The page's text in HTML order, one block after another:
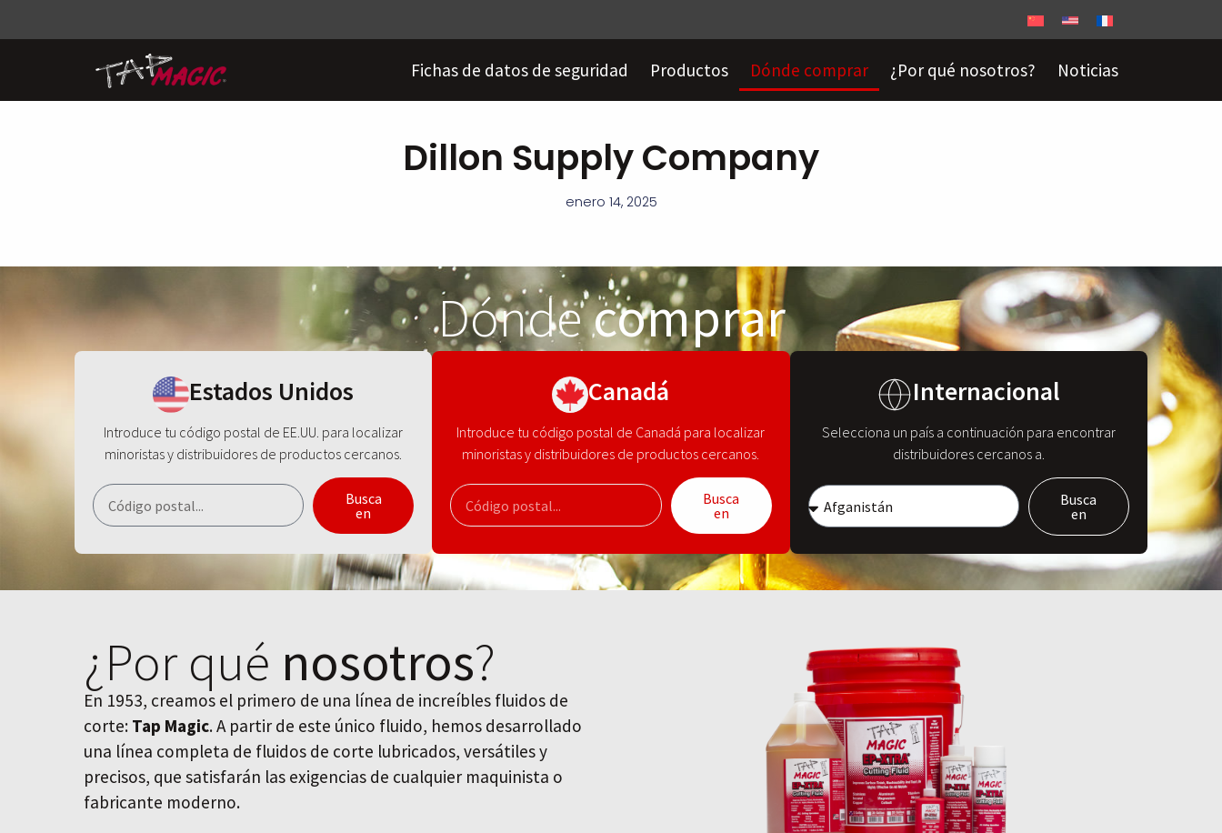
Fichas de datos de seguridad Productos Dónde comprar ¿Por qué nosotros? Noticias
Dillon Supply Company
enero 14, 2025
Dóndecomprar
Estados Unidos
Introduce tu código postal de EE.UU. para localizar
minoristas y distribuidores de productos cercanos.
Busca
en
Canadá
Introduce tu código postal de Canadá para localizar
minoristas y distribuidores de productos cercanos.
Busca
en
Internacional
Selecciona un país a continuación para encontrar
distribuidores cercanos a.
Busca
en
¿Por qué nosotros?
En 1953, creamos el primero de una línea de increíbles fluidos de
corte: Tap Magic. A partir de este único fluido, hemos desarrollado
una línea completa de fluidos de corte lubricados, versátiles y
precisos, que satisfarán las exigencias de cualquier maquinista o
fabricante moderno.